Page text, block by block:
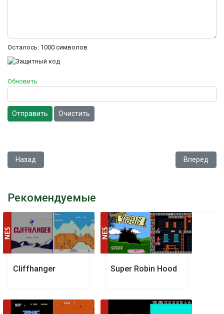
Осталось: 1000 символов
Обновить
Отправить Очистить
Предыдущий: Solomon's Key
Назад Следующий:
Вперед
Рекомендуемые
Cliffhanger Super Robin Hood